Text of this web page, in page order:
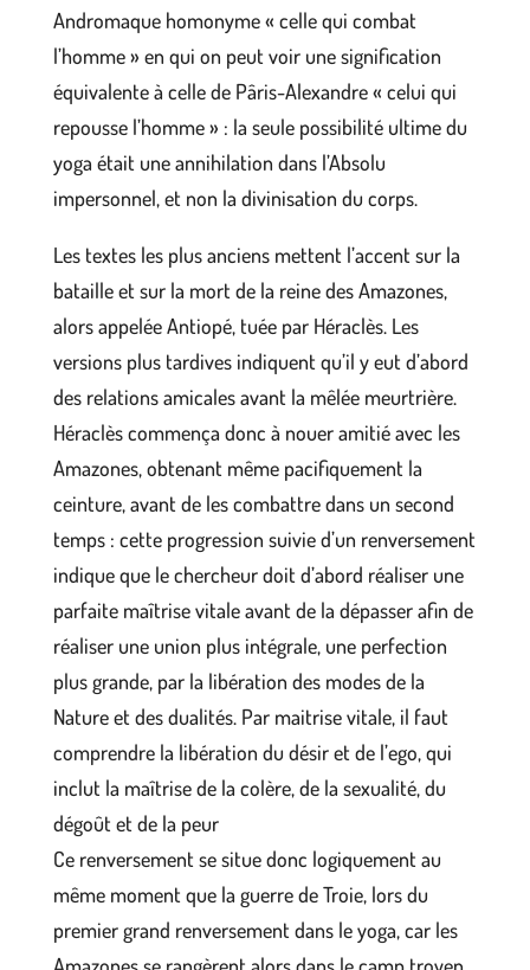
Andromaque homonyme « celle qui combat
l’homme » en qui on peut voir une signification
équivalente à celle de Pâris-Alexandre « celui qui
repousse l’homme » : la seule possibilité ultime du
yoga était une annihilation dans l’Absolu
impersonnel, et non la divinisation du corps.
Les textes les plus anciens mettent l’accent sur la
bataille et sur la mort de la reine des Amazones,
alors appelée Antiopé, tuée par Héraclès. Les
versions plus tardives indiquent qu’il y eut d’abord
des relations amicales avant la mêlée meurtrière.
Héraclès commença donc à nouer amitié avec les
Amazones, obtenant même pacifiquement la
ceinture, avant de les combattre dans un second
temps : cette progression suivie d’un renversement
indique que le chercheur doit d’abord réaliser une
parfaite maîtrise vitale avant de la dépasser afin de
réaliser une union plus intégrale, une perfection
plus grande, par la libération des modes de la
Nature et des dualités. Par maitrise vitale, il faut
comprendre la libération du désir et de l’ego, qui
inclut la maîtrise de la colère, de la sexualité, du
dégoût et de la peur
Ce renversement se situe donc logiquement au
même moment que la guerre de Troie, lors du
premier grand renversement dans le yoga, car les